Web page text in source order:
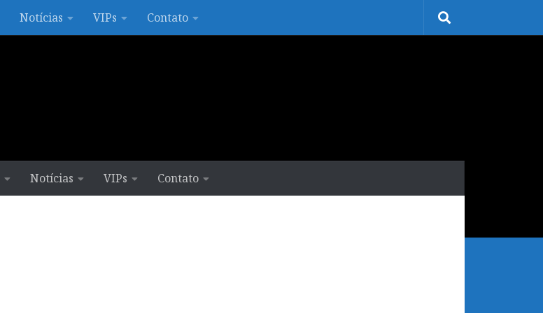
Notícias VIPs Contato
Notícias VIPs Contato